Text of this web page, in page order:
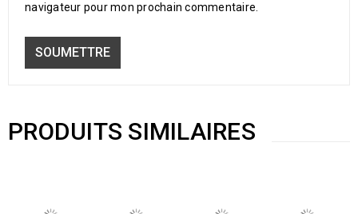
navigateur pour mon prochain commentaire.
PRODUITS SIMILAIRES